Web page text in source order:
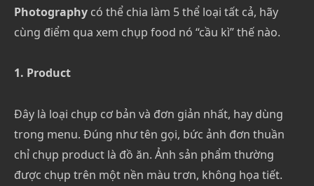
Photography có thể chia làm 5 thể loại tất cả, hãy
cùng điểm qua xem chụp food nó “cầu kì” thế nào.
1. Product
Đây là loại chụp cơ bản và đơn giản nhất, hay dùng
trong menu. Đúng như tên gọi, bức ảnh đơn thuần
chỉ chụp product là đồ ăn. Ảnh sản phẩm thường
được chụp trên một nền màu trơn, không họa tiết.